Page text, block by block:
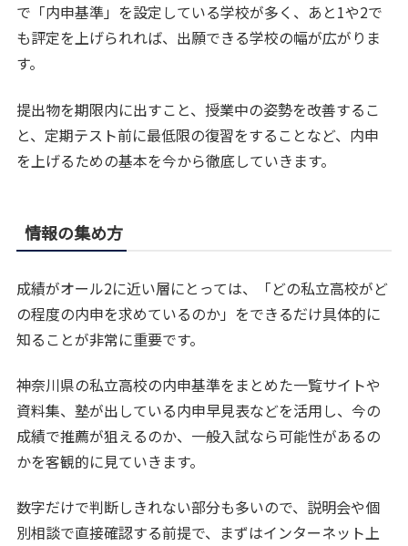
で「内申基準」を設定している学校が多く、あと1や2で
も評定を上げられれば、出願できる学校の幅が広がりま
す。
提出物を期限内に出すこと、授業中の姿勢を改善するこ
と、定期テスト前に最低限の復習をすることなど、内申
を上げるための基本を今から徹底していきます。
情報の集め方
成績がオール2に近い層にとっては、「どの私立高校がど
の程度の内申を求めているのか」をできるだけ具体的に
知ることが非常に重要です。
神奈川県の私立高校の内申基準をまとめた一覧サイトや
資料集、塾が出している内申早見表などを活用し、今の
成績で推薦が狙えるのか、一般入試なら可能性があるの
かを客観的に見ていきます。
数字だけで判断しきれない部分も多いので、説明会や個
別相談で直接確認する前提で、まずはインターネット上